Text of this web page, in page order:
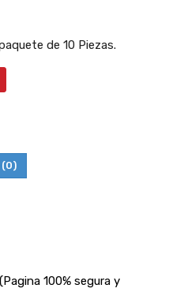
de 10 Piezas.
(0)
100% segura y